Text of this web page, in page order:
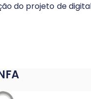
do projeto de